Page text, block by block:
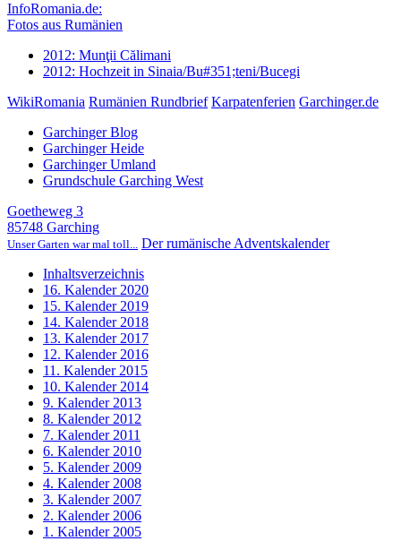
InfoRomania.de:
Fotos aus Rumänien
2012: Munţii Călimani
2012: Hochzeit in Sinaia/Bu#351;teni/Bucegi
WikiRomania Rumänien Rundbrief Karpatenferien Garchinger.de
Garchinger Blog
Garchinger Heide
Garchinger Umland
Grundschule Garching West
Goetheweg 3
85748 Garching
Unser Garten war mal toll... Der rumänische Adventskalender
Inhaltsverzeichnis
16. Kalender 2020
15. Kalender 2019
14. Kalender 2018
13. Kalender 2017
12. Kalender 2016
11. Kalender 2015
10. Kalender 2014
9. Kalender 2013
8. Kalender 2012
7. Kalender 2011
6. Kalender 2010
5. Kalender 2009
4. Kalender 2008
3. Kalender 2007
2. Kalender 2006
1. Kalender 2005